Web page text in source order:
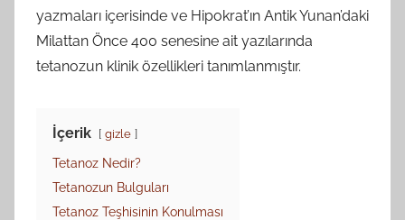
yazmaları içerisinde ve Hipokrat’ın Antik Yunan’daki
Milattan Önce 400 senesine ait yazılarında
tetanozun klinik özellikleri tanımlanmıştır.
İçerik gizle
Tetanoz Nedir?
Tetanozun Bulguları
Tetanoz Teşhisinin Konulması